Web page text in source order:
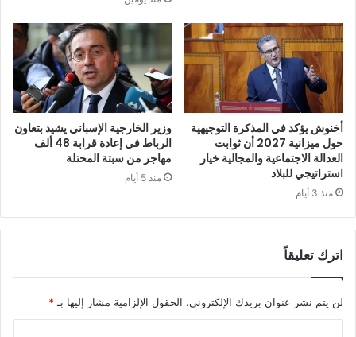
أخنوش يؤكد في المذكرة التوجيهية
حول ميزانية 2027 أن ثوابت
العدالة الاجتماعية والمجالية خيار
استراتيجي للبلاد
منذ 3 أيام
وزير الخارجية الإسباني يشيد بتعاون
الرباط في إعادة قرابة 48 ألف
مهاجر من سبتة المحتلة
منذ 5 أيام
اترك تعليقاً
لن يتم نشر عنوان بريدك الإلكتروني. الحقول الإلزامية مشار إليها بـ *